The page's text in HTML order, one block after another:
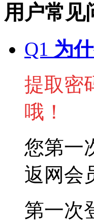
用户常见
Q1 为
提取密
哦！
您第一
返网会
第一次